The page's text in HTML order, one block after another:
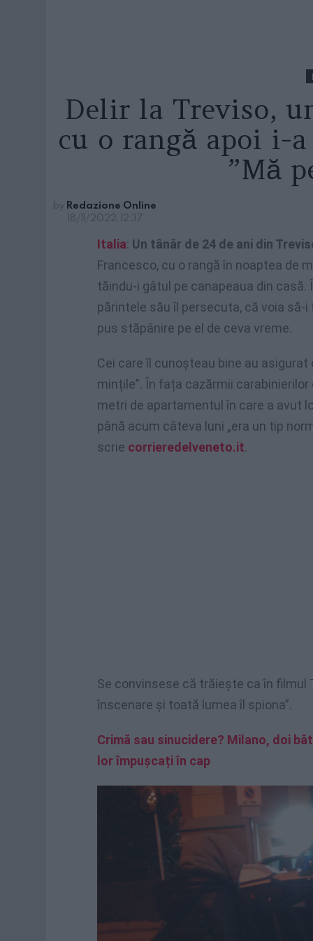
Delir la Treviso,
cu o rangă apoi i-
”Mă
by Redazione Online
18/11/2022, 12:37
Italia: Un tânăr de 24 de ani din
Francesco, cu o rangă în noaptea de
tăindu-i gâtul pe canapeaua din casă.
părintele său îl persecuta, că voia să-
pus stăpânire pe el de ceva vreme.
Cei care îl cunoșteau bine au
mințile”. În fața cazărmii
metri de apartamentul în care a avut
până acum câteva luni „era un tip
scrie corrieredelveneto.it.
Se convinsese că trăiește ca în filmul
înscenare și toată lumea îl spiona”.
Crimă sau sinucidere? Milano, doi
lor împușcați în cap